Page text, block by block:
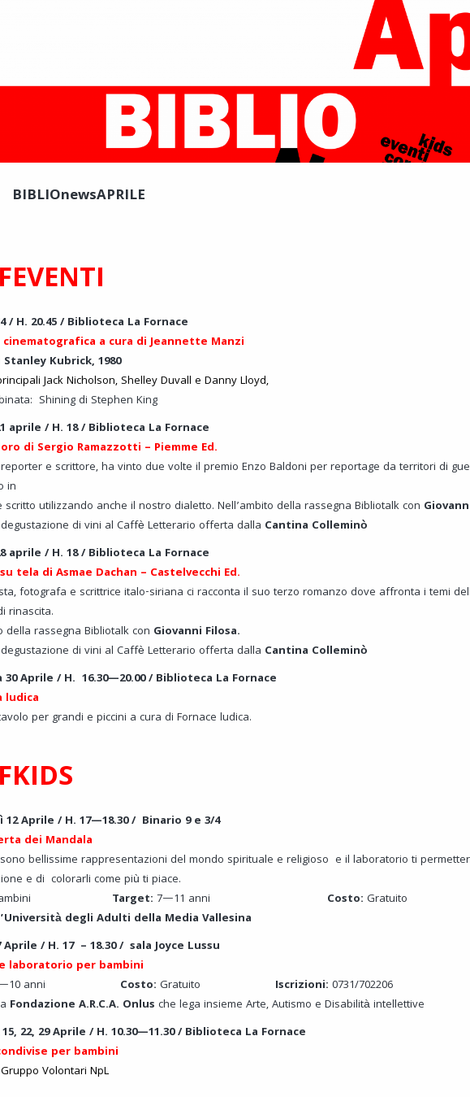
BIBLIOnewsAPRILE
/ H. 20.45 / Biblioteca La Fornace
cinematografica a cura di Jeannette Manzi
Stanley Kubrick, 1980
Jack Nicholson,Shelley Duvall e Danny Lloyd,
Shining di Stephen King
aprile / H. 18 / Biblioteca La Fornace
di Sergio Ramazzotti – Piemme Ed.
e scrittore, ha vinto due volte il premio Enzo Baldoni per reportage da territori di
in
scritto utilizzando anche il nostro dialetto. Nell’ambito della rassegna Bibliotalk con
di vini al Caffè Letterario offerta dalla Cantina Colleminò
aprile / H. 18 / Biblioteca La Fornace
tela di Asmae Dachan – Castelvecchi Ed.
fotografa e scrittrice italo-siriana ci racconta il suo terzo romanzo dove affronta i temi
rinascita.
della rassegna Bibliotalk con Giovanni Filosa.
di vini al Caffè Letterario offerta dalla Cantina Colleminò
30 Aprile / H. 16.30—20.00 / Biblioteca La Fornace
ludica
per grandi e piccini a cura di Fornace ludica.
12 Aprile / H. 17—18.30 / Binario 9 e 3/4
dei Mandala
bellissime rappresentazioni del mondo spirituale e religioso e il laboratorio ti
e di colorarli come più ti piace.
bambini Target: 7—11 anni Costo:
’Università degli Adulti della Media Vallesina
/ H. 17 – 18.30 / sala Joyce Lussu
laboratorio per bambini
anni Costo: Gratuito Iscrizioni: 0731/702206
Fondazione A.R.C.A. Onlus che lega insieme Arte, Autismo e Disabilità intellettive
22, 29 Aprile / H. 10.30—11.30 / Biblioteca La Fornace
per bambini
Volontari NpL